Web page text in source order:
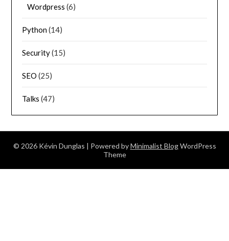
Wordpress (6)
Python(14)
Security(15)
SEO (25)
Talks (47)
© 2026 Kévin Dunglas | Powered byMinimalist BlogWordPress
Theme